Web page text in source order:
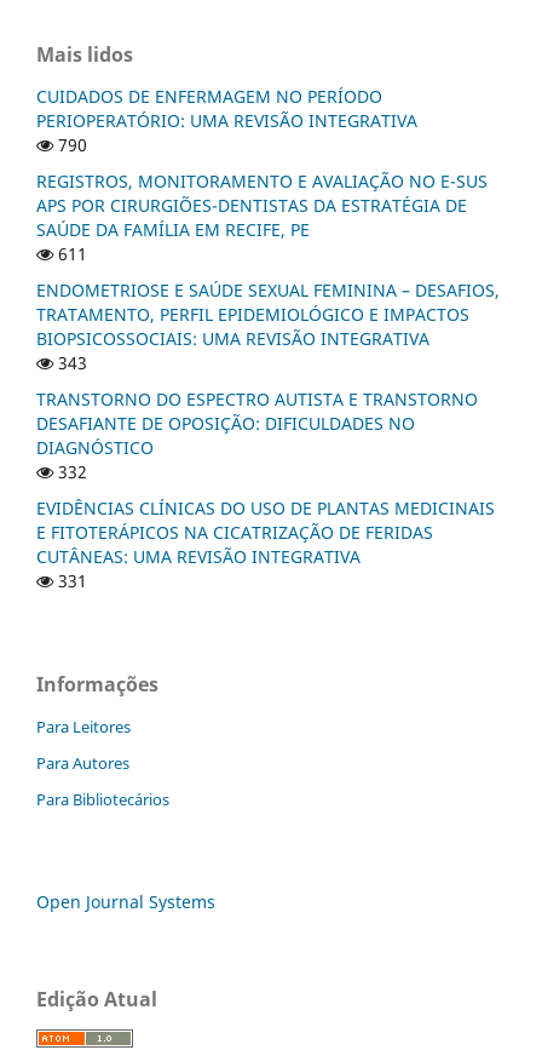
Mais lidos
CUIDADOS DE ENFERMAGEM NO PERÍODO
PERIOPERATÓRIO: UMA REVISÃO INTEGRATIVA
790
REGISTROS, MONITORAMENTO E AVALIAÇÃO NO E-SUS
APS POR CIRURGIÕES-DENTISTAS DA ESTRATÉGIA DE
SAÚDE DA FAMÍLIA EM RECIFE, PE
611
ENDOMETRIOSE E SAÚDE SEXUAL FEMININA – DESAFIOS,
TRATAMENTO, PERFIL EPIDEMIOLÓGICO E IMPACTOS
BIOPSICOSSOCIAIS: UMA REVISÃO INTEGRATIVA
343
TRANSTORNO DO ESPECTRO AUTISTA E TRANSTORNO
DESAFIANTE DE OPOSIÇÃO: DIFICULDADES NO
DIAGNÓSTICO
332
EVIDÊNCIAS CLÍNICAS DO USO DE PLANTAS MEDICINAIS
E FITOTERÁPICOS NA CICATRIZAÇÃO DE FERIDAS
CUTÂNEAS: UMA REVISÃO INTEGRATIVA
331
Informações
Para Leitores
Para Autores
Para Bibliotecários
Open Journal Systems
Edição Atual